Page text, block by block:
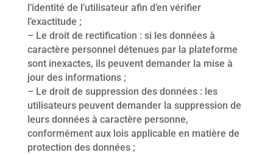
l’identité de l’utilisateur afin d’en vérifier
l’exactitude ;
– Le droit de rectification : si les données à
caractère personnel détenues par la plateforme
sont inexactes, ils peuvent demander la mise à
jour des informations ;
– Le droit de suppression des données : les
utilisateurs peuvent demander la suppression de
leurs données à caractère personne,
conformément aux lois applicable en matière de
protection des données ;